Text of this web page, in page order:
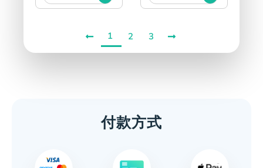
1 2 3
付款方式